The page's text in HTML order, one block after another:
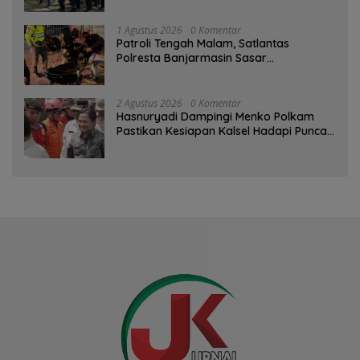
1 Agustus 2026 0 Komentar
Patroli Tengah Malam, Satlantas
Polresta Banjarmasin Sasar
2 Agustus 2026 0 Komentar
Hasnuryadi Dampingi Menko Polkam
Pastikan Kesiapan Kalsel Hadapi Puncak